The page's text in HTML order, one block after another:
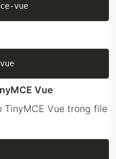
-vue
vue
Vue
TinyMCE Vue trong file